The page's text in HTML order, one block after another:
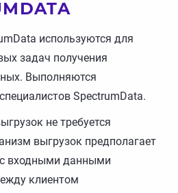
используются для
задач получения
Выполняются
SpectrumData.
не требуется
выгрузок предполагает
входными данными
клиентом